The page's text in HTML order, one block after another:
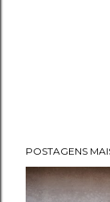
POSTAGENS